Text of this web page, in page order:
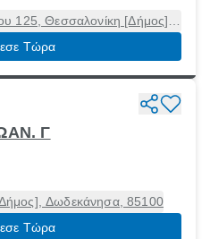
125, Θεσσαλονίκη [Δήμος],
54248
Τώρα
Γ
Δωδεκάνησα, 85100
Τώρα